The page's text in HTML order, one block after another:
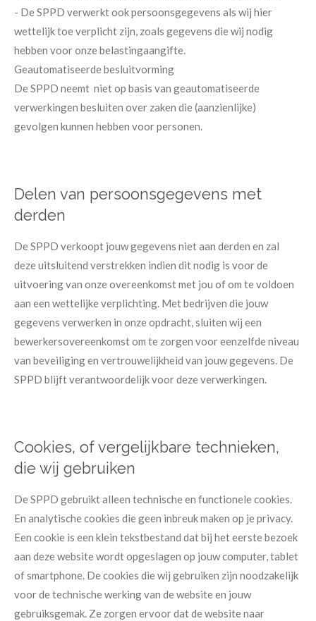
- De SPPD verwerkt ook persoonsgegevens als wij hier
wettelijk toe verplicht zijn, zoals gegevens die wij nodig
hebben voor onze belastingaangifte.
Geautomatiseerde besluitvorming
De SPPD neemt niet op basis van geautomatiseerde
verwerkingen besluiten over zaken die (aanzienlijke)
gevolgen kunnen hebben voor personen.
Delen van persoonsgegevens met
derden
De SPPD verkoopt jouw gegevens niet aan derden en zal
deze uitsluitend verstrekken indien dit nodig is voor de
uitvoering van onze overeenkomst met jou of om te voldoen
aan een wettelijke verplichting. Met bedrijven die jouw
gegevens verwerken in onze opdracht, sluiten wij een
bewerkersovereenkomst om te zorgen voor eenzelfde niveau
van beveiliging en vertrouwelijkheid van jouw gegevens. De
SPPD blijft verantwoordelijk voor deze verwerkingen.
Cookies, of vergelijkbare technieken,
die wij gebruiken
​De SPPD gebruikt alleen technische en functionele cookies.
En analytische cookies die geen inbreuk maken op je privacy.
Een cookie is een klein tekstbestand dat bij het eerste bezoek
aan deze website wordt opgeslagen op jouw computer, tablet
of smartphone. De cookies die wij gebruiken zijn noodzakelijk
voor de technische werking van de website en jouw
gebruiksgemak. Ze zorgen ervoor dat de website naar